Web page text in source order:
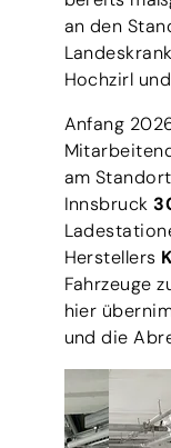
an den
Hochzirl
Anfang
am
Innsbruck
Herstellers
Fahrzeuge
hier
und die